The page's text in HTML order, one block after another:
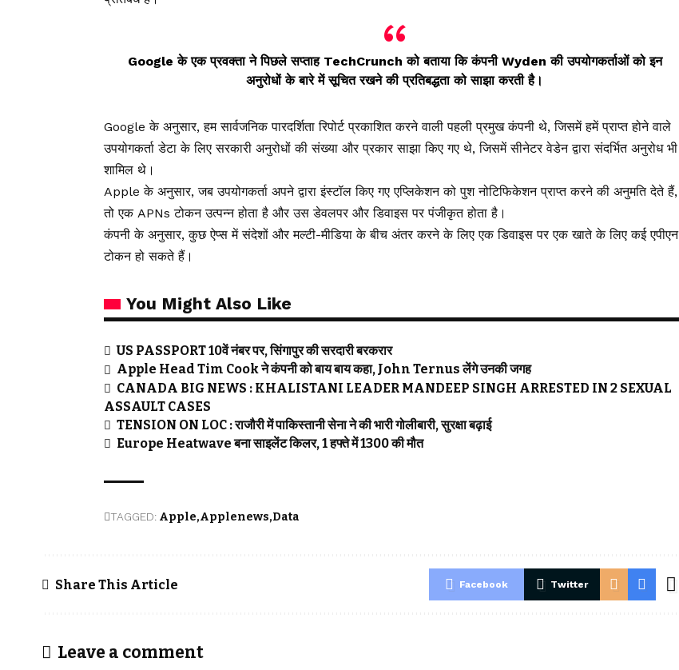
Google के एक प्रवक्ता ने पिछले सप्ताह TechCrunch को बताया कि कंपनी Wyden की उपयोगकर्ताओं को इन
अनुरोधों के बारे में सूचित रखने की प्रतिबद्धता को साझा करती है।
Google के अनुसार, हम सार्वजनिक पारदर्शिता रिपोर्ट प्रकाशित करने वाली पहली प्रमुख कंपनी थे, जिसमें हमें प्राप्त होने वाले
उपयोगकर्ता डेटा के लिए सरकारी अनुरोधों की संख्या और प्रकार साझा किए गए थे, जिसमें सीनेटर वेडेन द्वारा संदर्भित अनुरोध भी
शामिल थे।
Apple के अनुसार, जब उपयोगकर्ता अपने द्वारा इंस्टॉल किए गए एप्लिकेशन को पुश नोटिफिकेशन प्राप्त करने की अनुमति देते हैं,
तो एक APNs टोकन उत्पन्न होता है और उस डेवलपर और डिवाइस पर पंजीकृत होता है।
कंपनी के अनुसार, कुछ ऐप्स में संदेशों और मल्टी-मीडिया के बीच अंतर करने के लिए एक डिवाइस पर एक खाते के लिए कई एपीएन
टोकन हो सकते हैं।
You Might Also Like
US PASSPORT 10वें नंबर पर, सिंगापुर की सरदारी बरकरार
Apple Head Tim Cook ने कंपनी को बाय बाय कहा, John Ternus लेंगे उनकी जगह
CANADA BIG NEWS : KHALISTANI LEADER MANDEEP SINGH ARRESTED IN 2 SEXUAL
ASSAULT CASES
TENSION ON LOC : राजौरी में पाकिस्तानी सेना ने की भारी गोलीबारी, सुरक्षा बढ़ाई
Europe Heatwave बना साइलेंट किलर, 1 हफ्ते में 1300 की मौत
TAGGED: Apple Applenews Data
Share This Article Facebook Twitter
Leave a comment